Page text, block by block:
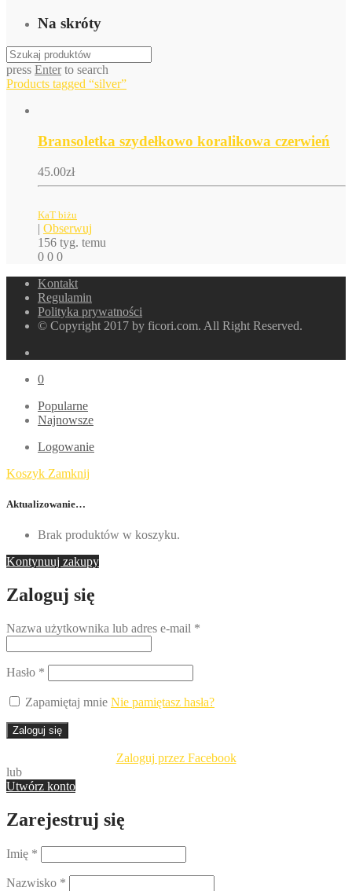
Na skróty
press Enterto search
Products tagged “silver”
Bransoletka szydełkowo koralikowa czerwień
45.00zł
KaT biżu
| Obserwuj
156 tyg. temu
0 0 0
Kontakt
Regulamin
Polityka prywatności
© Copyright 2017 by ficori.com. All Right Reserved.
0
Popularne
Najnowsze
Logowanie
Koszyk Zamknij
Aktualizowanie…
Brak produktów w koszyku.
Kontynuuj zakupy
Zaloguj się
Nazwa użytkownika lub adres e-mail *
Hasło *
Zapamiętaj mnie Nie pamiętasz hasła?
Zaloguj się
Zaloguj przez Facebook
lub
Utwórz konto
Zarejestruj się
Imię *
Nazwisko *